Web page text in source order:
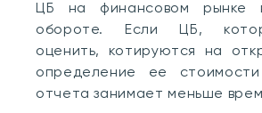
ЦБ на финансовом рынке
обороте. Если ЦБ,
оценить, котируются на
определение ее
отчета занимает меньше